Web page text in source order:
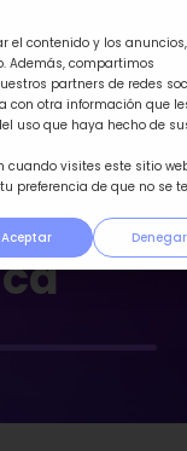
el contenido y los anuncios,
Además, compartimos
partners de redes
con otra información que
uso que haya hecho de
visites este sitio
preferencia de que no se
Aceptar Denegar